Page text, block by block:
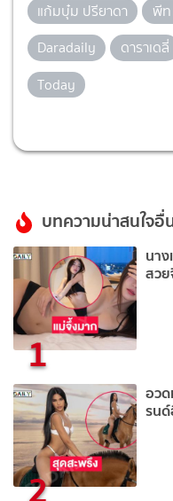
แก้มบุ๋ม ปรียาดา พี
Daradaily
ดาราเดลี่
Today
บทความน่าสนใจอื่
1
นา
สว
อวด
รน